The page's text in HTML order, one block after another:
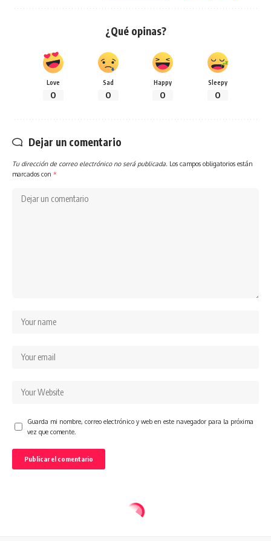
¿Qué opinas?
Love
0
Sad
0
Happy
0
Sleepy
0
Dejar un comentario
Tu dirección de correo electrónico no será publicada. Los campos obligatorios están
marcados con *
Guarda mi nombre, correo electrónico y web en este navegador para la próxima
vez que comente.